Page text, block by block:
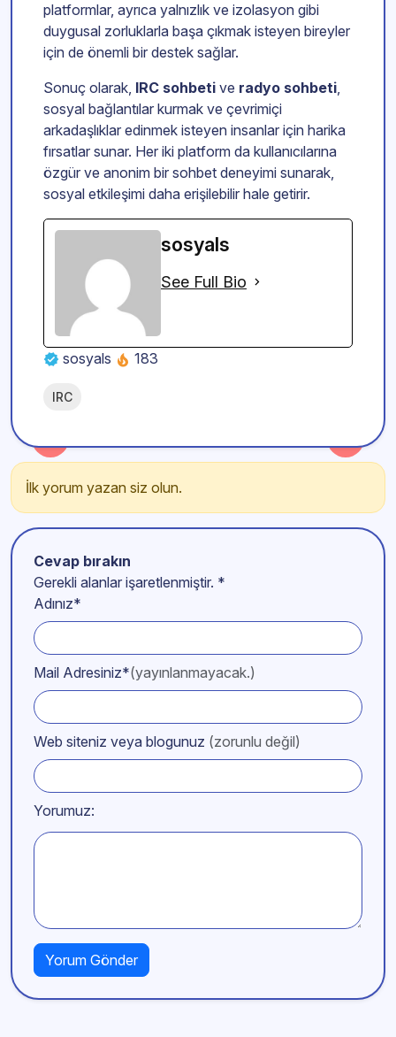
platformlar, ayrıca yalnızlık ve izolasyon gibi
duygusal zorluklarla başa çıkmak isteyen bireyler
için de önemli bir destek sağlar.
Sonuç olarak, IRC sohbeti ve radyo sohbeti,
sosyal bağlantılar kurmak ve çevrimiçi
arkadaşlıklar edinmek isteyen insanlar için harika
fırsatlar sunar. Her iki platform da kullanıcılarına
özgür ve anonim bir sohbet deneyimi sunarak,
sosyal etkileşimi daha erişilebilir hale getirir.
sosyals
See Full Bio
sosyals 183
IRC
İlk yorum yazan siz olun.
Cevap bırakın
Gerekli alanlar işaretlenmiştir. *
Adınız*
Mail Adresiniz*(yayınlanmayacak.)
Web siteniz veya blogunuz (zorunlu değil)
Yorumuz: